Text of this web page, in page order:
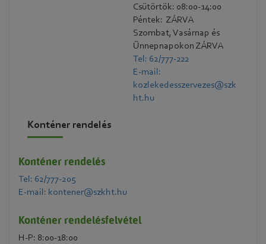
Csütörtök: 08:00-14:00
Péntek: ZÁRVA
Szombat, Vasárnap és
Ünnepnapokon ZÁRVA
Tel: 62/777-222
E-mail:
kozlekedesszervezes@szk
ht.hu
Konténer rendelés
Konténer rendelés
Tel: 62/777-205
E-mail: kontener@szkht.hu
Konténer rendelésfelvétel
H-P: 8:00-18:00